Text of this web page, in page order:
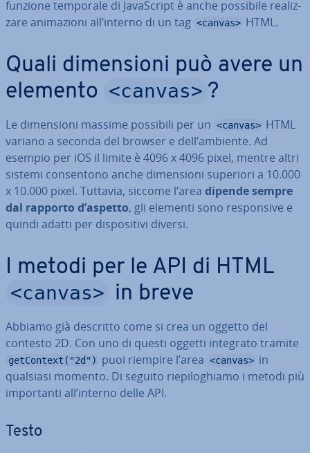
funzione temporale di Ja­va­Script è anche possibile rea­liz­
za­re ani­ma­zio­ni all’interno di un tag <canvas> HTML.
Quali di­men­sio­ni può avere un
elemento <canvas> ?
Le di­men­sio­ni massime possibili per un <canvas> HTML
variano a seconda del browser e dell’ambiente. Ad
esempio per iOS il limite è 4096 x 4096 pixel, mentre altri
sistemi con­sen­to­no anche di­men­sio­ni superiori a 10.000
x 10.000 pixel. Tuttavia, siccome l’area dipende sempre
dal rapporto d’aspetto, gli elementi sono re­spon­si­ve e
quindi adatti per di­spo­si­ti­vi diversi.
I metodi per le API di HTML
<canvas> in breve
Abbiamo già descritto come si crea un oggetto del
contesto 2D. Con uno di questi oggetti integrato tramite
getContext("2d") puoi riempire l’area <canvas> in
qualsiasi momento. Di seguito rie­pi­lo­ghia­mo i metodi più
im­por­tan­ti all’interno delle API.
Testo